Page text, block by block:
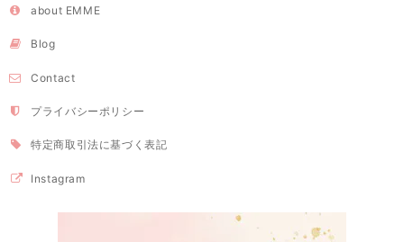
about EMME
Blog
Contact
プライバシーポリシー
特定商取引法に基づく表記
Instagram